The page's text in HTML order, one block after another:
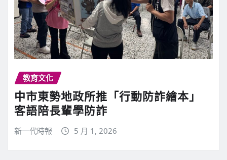
教育文化
中市東勢地政所推「行動防詐繪本」
客語陪長輩學防詐
新一代時報 5 月 1, 2026